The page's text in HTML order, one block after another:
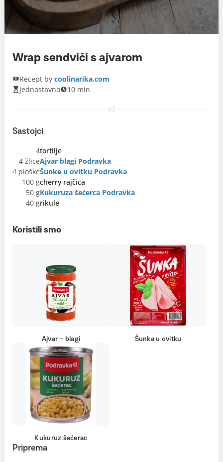
Wrap sendviči s ajvarom
Recept by coolinarika.com
Jednostavno
10 min
Sastojci
4tortilje
4 žliceAjvar blagi Podravka
4 ploškeŠunke u ovitku Podravka
100 gcherry rajčica
50 gKukuruza šećerca Podravka
40 grikule
Koristili smo
Ajvar – blagi Šunka u ovitku
Kukuruz šećerac
Priprema